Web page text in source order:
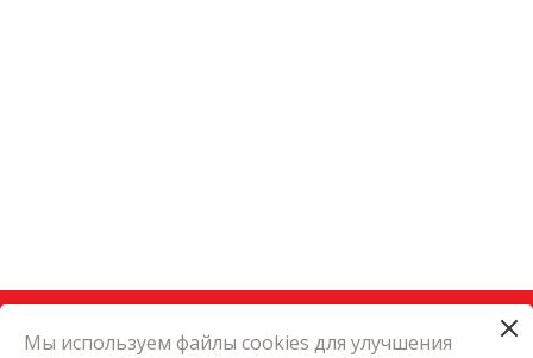
Мы используем файлы cookies для улучшения